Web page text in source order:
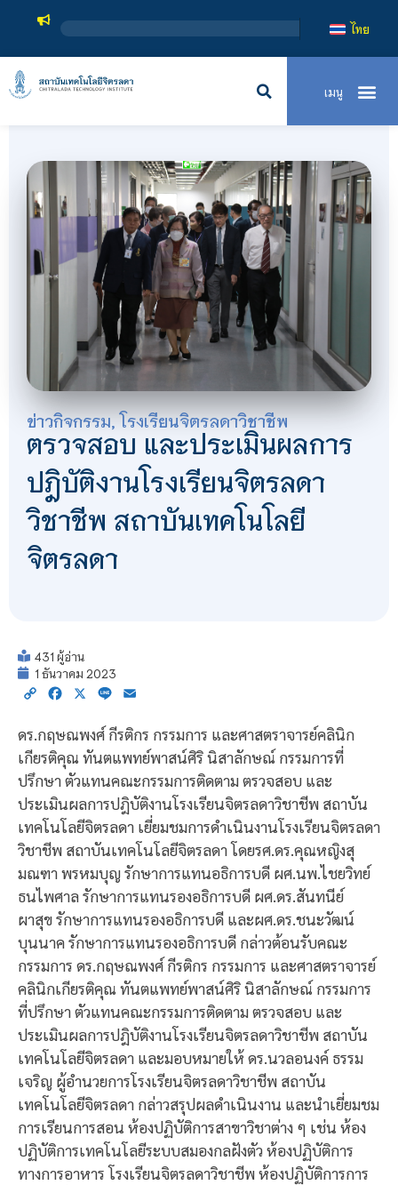
สถาบันเ
ไทย
ข่าวกิจกรรม ,โรงเรียนจิตรลดาวิชาชีพ
ตรวจสอบ และประเมินผลการ
ปฎิบัติงานโรงเรียนจิตรลดา
วิชาชีพ สถาบันเทคโนโลยี
จิตรลดา
431 ผู้อ่าน
1 ธันวาคม 2023
Copy Facebook
X Line
ดร.กฤษณพงศ์ กีรติกร กรรมการ และศาสตราจารย์คลินิก
เกียรติคุณ ทันตแพทย์พาสน์ศิริ นิสาลักษณ์ กรรมการที่
ปรึกษา ตัวแทนคณะกรรมการติดตาม ตรวจสอบ และ
ประเมินผลการปฎิบัติงานโรงเรียนจิตรลดาวิชาชีพ สถาบัน
เทคโนโลยีจิตรลดา เยี่ยมชมการดำเนินงานโรงเรียนจิตรลดา
วิชาชีพ สถาบันเทคโนโลยีจิตรลดา โดยรศ.ดร.คุณหญิงสุ
มณฑา พรหมบุญ รักษาการแทนอธิการบดี ผศ.นพ.ไชยวิทย์
ธนไพศาล รักษาการแทนรองอธิการบดี ผศ.ดร.สันทนีย์
ผาสุข รักษาการแทนรองอธิการบดี และผศ.ดร.ชนะวัฒน์
บุนนาค รักษาการแทนรองอธิการบดี กล่าวต้อนรับคณะ
กรรมการ ดร.กฤษณพงศ์ กีรติกร กรรมการ และศาสตราจารย์
คลินิกเกียรติคุณ ทันตแพทย์พาสน์ศิริ นิสาลักษณ์ กรรมการ
ที่ปรึกษา ตัวแทนคณะกรรมการติดตาม ตรวจสอบ และ
ประเมินผลการปฎิบัติงานโรงเรียนจิตรลดาวิชาชีพ สถาบัน
เทคโนโลยีจิตรลดา และมอบหมายให้ ดร.นวลอนงค์ ธรรม
เจริญ ผู้อำนวยการโรงเรียนจิตรลดาวิชาชีพ สถาบัน
เทคโนโลยีจิตรลดา กล่าวสรุปผลดำเนินงาน และนำเยี่ยมชม
การเรียนการสอน ห้องปฏิบัติการสาขาวิชาต่าง ๆ เช่น ห้อง
ปฏิบัติการเทคโนโลยีระบบสมองกลฝังตัว ห้องปฏิบัติการ
ทางการอาหาร โรงเรียนจิตรลดาวิชาชีพ ห้องปฏิบัติการการ